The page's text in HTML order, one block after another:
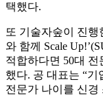
택했다.
또 기술자숲이 진행
와 함께 Scale
적합하다면 50대
했다. 공 대표는 “
전문가 나이를 신경